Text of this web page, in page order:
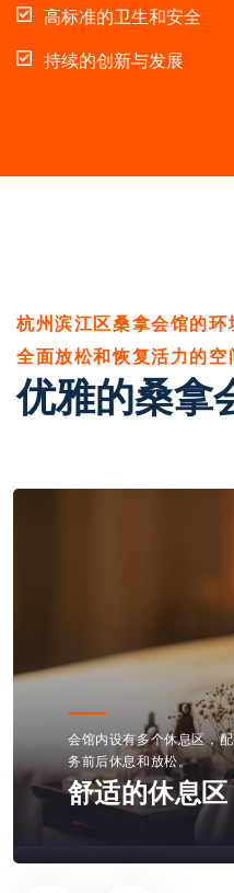
高标准的卫生和安全
持续的创新与发展
杭州滨江区桑拿会馆的
全面放松和恢复活力的空
优雅的桑拿
内部装修融合现代设计元
出一种优雅而宁静的氛围。
现代化的装